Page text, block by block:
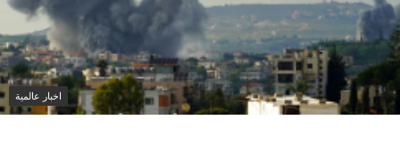
اخبار عالمية